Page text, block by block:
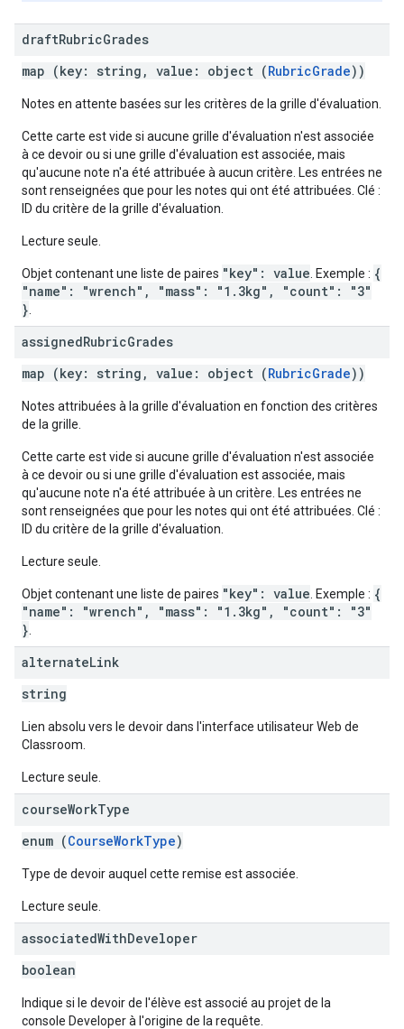
draftRubricGrades
map (key: string, value: object (RubricGrade))
Notes en attente basées sur les critères de la grille d'évaluation.
Cette carte est vide si aucune grille d'évaluation n'est associée
à ce devoir ou si une grille d'évaluation est associée, mais
qu'aucune note n'a été attribuée à aucun critère. Les entrées ne
sont renseignées que pour les notes qui ont été attribuées. Clé :
ID du critère de la grille d'évaluation.
Lecture seule.
Objet contenant une liste de paires "key": value . Exemple : {
"name": "wrench", "mass": "1.3kg", "count": "3"
}
assignedRubricGrades
map (key: string, value: object (RubricGrade))
Notes attribuées à la grille d'évaluation en fonction des critères
de la grille.
Cette carte est vide si aucune grille d'évaluation n'est associée
à ce devoir ou si une grille d'évaluation est associée, mais
qu'aucune note n'a été attribuée à un critère. Les entrées ne
sont renseignées que pour les notes qui ont été attribuées. Clé :
ID du critère de la grille d'évaluation.
Lecture seule.
Objet contenant une liste de paires "key": value . Exemple : {
"name": "wrench", "mass": "1.3kg", "count": "3"
}
alternateLink
string
Lien absolu vers le devoir dans l'interface utilisateur Web de
Classroom.
Lecture seule.
courseWorkType
enum (CourseWorkType)
Type de devoir auquel cette remise est associée.
Lecture seule.
associatedWithDeveloper
boolean
Indique si le devoir de l'élève est associé au projet de la
console Developer à l'origine de la requête.